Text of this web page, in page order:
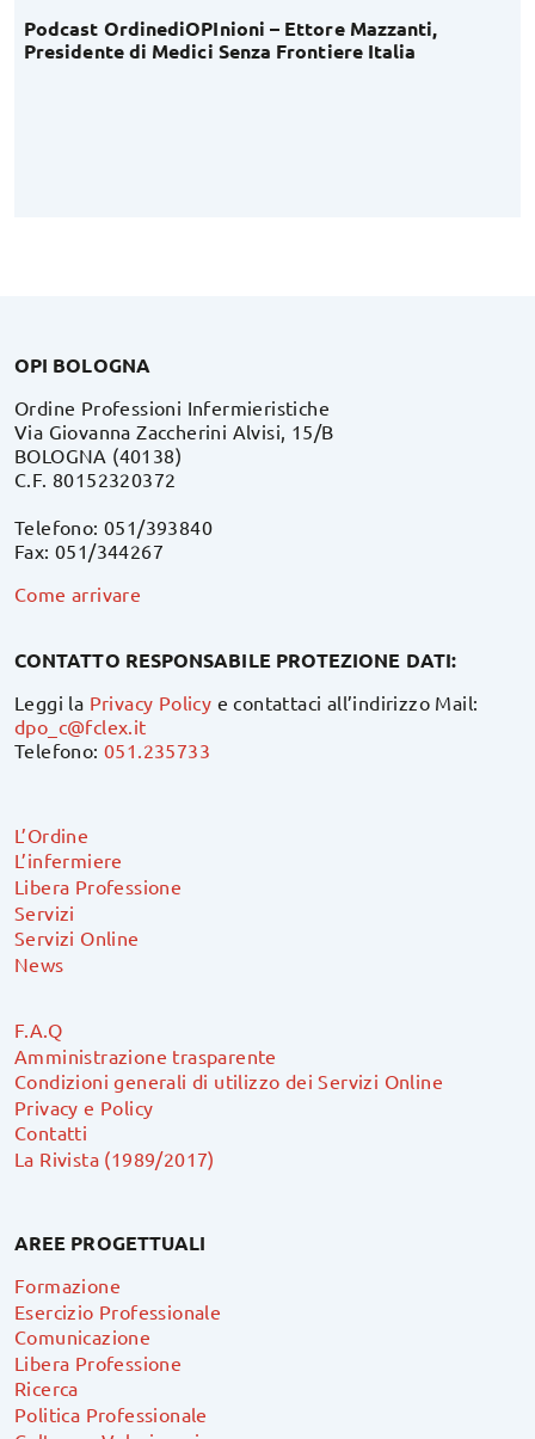
Podcast OrdinediOPInioni – Ettore Mazzanti,
Presidente di Medici Senza Frontiere Italia
OPI BOLOGNA
Ordine Professioni Infermieristiche
Via Giovanna Zaccherini Alvisi, 15/B
BOLOGNA (40138)
C.F. 80152320372
Telefono: 051/393840
Fax: 051/344267
Come arrivare
CONTATTO RESPONSABILE PROTEZIONE DATI:
Leggi la Privacy Policy e contattaci all’indirizzo Mail:
dpo_c@fclex.it
Telefono:051.235733
L’Ordine
L’infermiere
Libera Professione
Servizi
Servizi Online
News
F.A.Q
Amministrazione trasparente
Condizioni generali di utilizzo dei Servizi Online
Privacy e Policy
Contatti
La Rivista (1989/2017)
AREE PROGETTUALI
Formazione
Esercizio Professionale
Comunicazione
Libera Professione
Ricerca
Politica Professionale